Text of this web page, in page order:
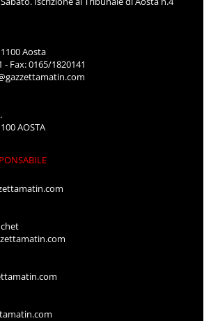
Aosta
- Fax: 0165/1820141
AOSTA